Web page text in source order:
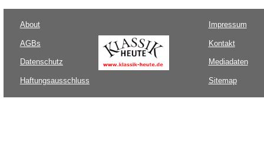
About
AGBs
Datenschutz
Haftungsausschluss
Impressum
Kontakt
Mediadaten
Sitemap